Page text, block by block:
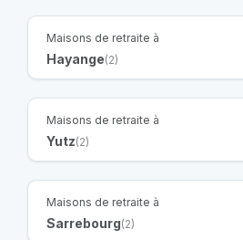
Maisons de retraite à
Hayange(2)
Maisons de retraite à
Yutz(2)
Maisons de retraite à
Sarrebourg(2)